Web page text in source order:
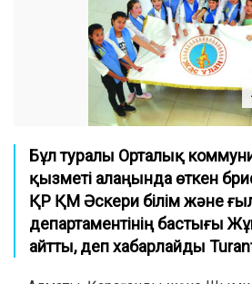
Бұл туралы Орталық
қызметі алаңында өткен
ҚР ҚМ Әскери білім және
департаментінің бастығы
айтты, деп хабарлайды